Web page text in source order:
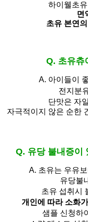
하이웰초
면
초유 본연
Q. 초유츄
A. 아이들이
전지분
단맛은 자
자극적이지 않은 순한
Q. 유당 불내증이
A. 초유는 우유
유당불
초유 섭취시
개인에 따라 소화
샘플 신청하